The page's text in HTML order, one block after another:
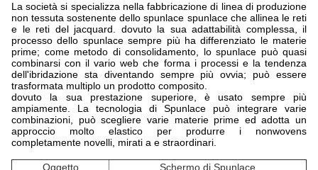
La società si specializza nella fabbricazione di linea di produzione
non tessuta sostenente dello spunlace spunlace che allinea le reti
e le reti del jacquard. dovuto la sua adattabilità complessa, il
processo dello spunlace sempre più ha differenziato le materie
prime; come metodo di consolidamento, lo spunlace può quasi
combinarsi con il vario web che forma i processi e la tendenza
dell'ibridazione sta diventando sempre più ovvia; può essere
trasformata multiplo un prodotto composito.
dovuto la sua prestazione superiore, è usato sempre più
ampiamente. La tecnologia di Spunlace può integrare varie
combinazioni, può scegliere varie materie prime ed adotta un
approccio molto elastico per produrre i nonwovens
completamente novelli, mirati a e straordinari.
Oggetto Schermo di Spunlace